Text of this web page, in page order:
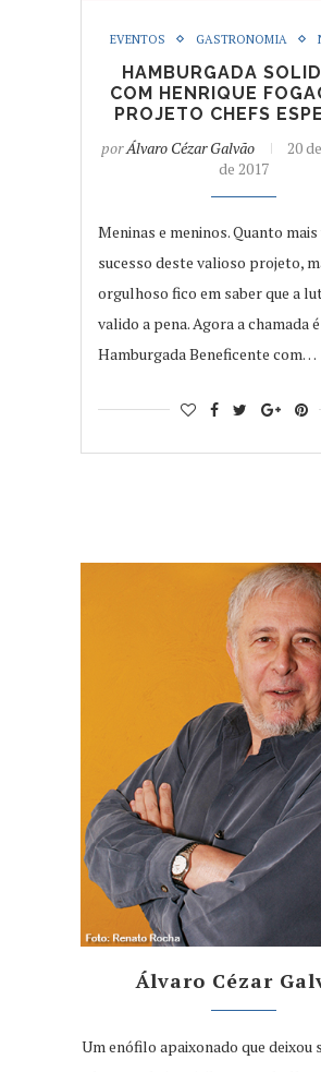
EVENTOS GASTRONOMIA
HAMBURGADA
COM HENRIQUE
PROJETO CHEFS
porÁlvaro Cézar Galvão
20
de 2017
Meninas e meninos. Quanto mais
sucesso deste valioso projeto,
orgulhoso fico em saber que a
valido a pena. Agora a chamada
Hamburgada Beneficente com…
Álvaro Cézar
Um enófilo apaixonado que deixou